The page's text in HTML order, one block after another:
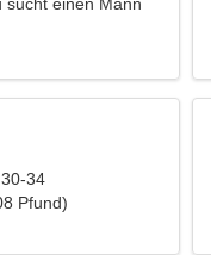
34
Pfund)